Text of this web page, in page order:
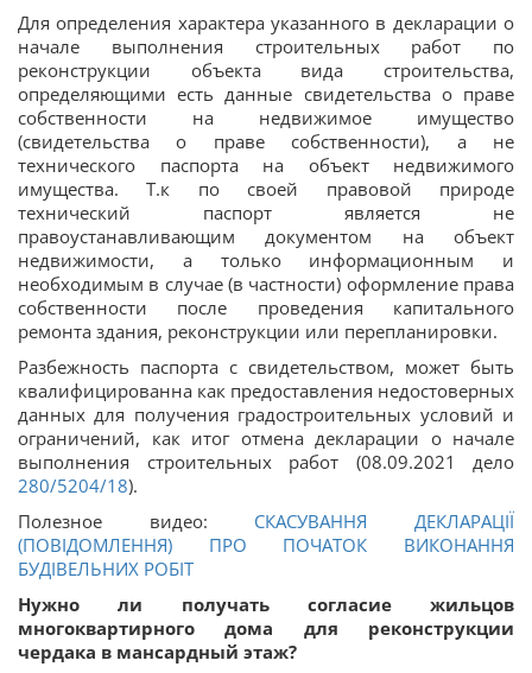
Для определения характера указанного в декларации о
начале выполнения строительных работ по
реконструкции объекта вида строительства,
определяющими есть данные свидетельства о праве
собственности на недвижимое имущество
(свидетельства о праве собственности), а не
технического паспорта на объект недвижимого
имущества. Т.к по своей правовой природе
технический паспорт является не
правоустанавливающим документом на объект
недвижимости, а только информационным и
необходимым в случае (в частности) оформление права
собственности после проведения капитального
ремонта здания, реконструкции или перепланировки.
Разбежность паспорта с свидетельством, может быть
квалифицированна как предоставления недостоверных
данных для получения градостроительных условий и
ограничений, как итог отмена декларации о начале
выполнения строительных работ (08.09.2021 дело
280/5204/18).
Полезное видео: СКАСУВАННЯ ДЕКЛАРАЦІЇ
(ПОВІДОМЛЕННЯ) ПРО ПОЧАТОК ВИКОНАННЯ
БУДІВЕЛЬНИХ РОБІТ
Нужно ли получать согласие жильцов
многоквартирного дома для реконструкции
чердака в мансардный этаж?